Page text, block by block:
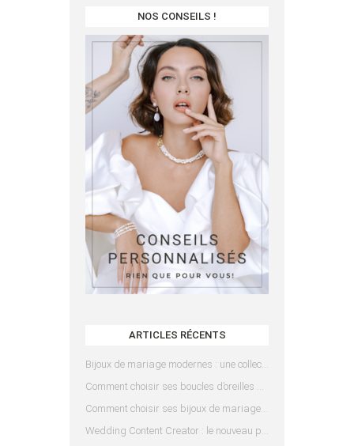
NOS CONSEILS !
ARTICLES RÉCENTS
Bijoux de mariage modernes : une collection pensée pour les mariées d’aujourd’hui
Comment choisir ses boucles d’oreilles de mariée en fonction de sa coiffure ?
Comment choisir ses bijoux de mariage en fonction de sa robe ?
Wedding Content Creator : le nouveau prestataire indispensable pour votre mariage